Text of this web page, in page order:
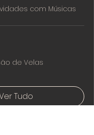
com Músicas
de Velas
Tudo